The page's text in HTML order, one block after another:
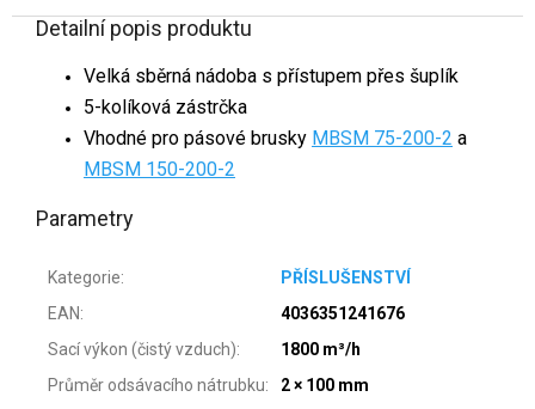
Detailní popis produktu
Velká sběrná nádoba s přístupem přes šuplík
5-kolíková zástrčka
Vhodné pro pásové brusky MBSM 75-200-2 a
MBSM 150-200-2
Parametry
Kategorie:
PŘÍSLUŠENSTVÍ
EAN:
4036351241676
Sací výkon (čistý vzduch):
1800 m³/h
Průměr odsávacího nátrubku:
2 × 100 mm